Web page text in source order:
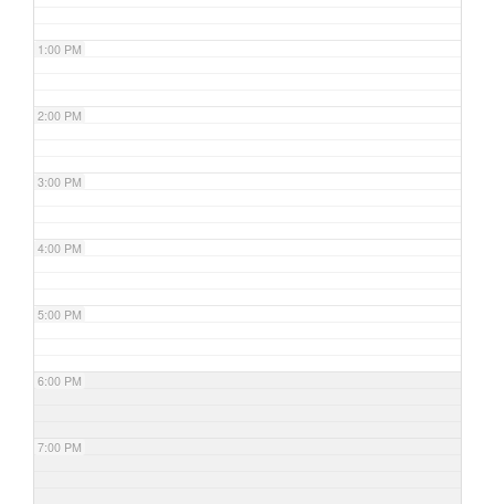
1:00 PM
2:00 PM
3:00 PM
4:00 PM
5:00 PM
6:00 PM
7:00 PM